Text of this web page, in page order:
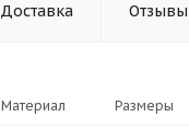
Доставка Отзывы
Материал Размеры